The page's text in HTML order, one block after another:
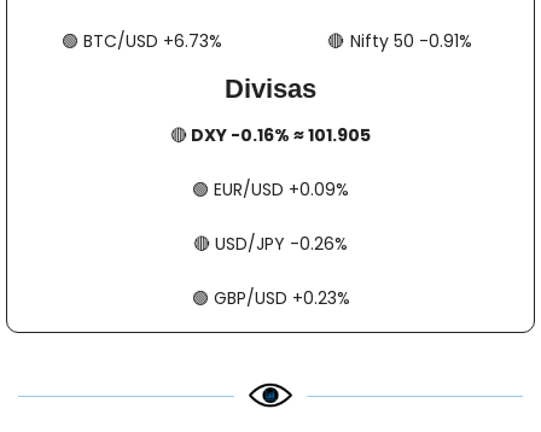
🟢 ​​​​ BTC/USD +6.73% 🔴​​​  Nifty 50 -0.91%
Divisas
🔴 DXY -0.16% ≈ 101.905
🟢 ​​​​ EUR/USD +0.09%
🔴 ​​​​ USD/JPY -0.26%
🟢 ​​​​ GBP/USD +0.23%